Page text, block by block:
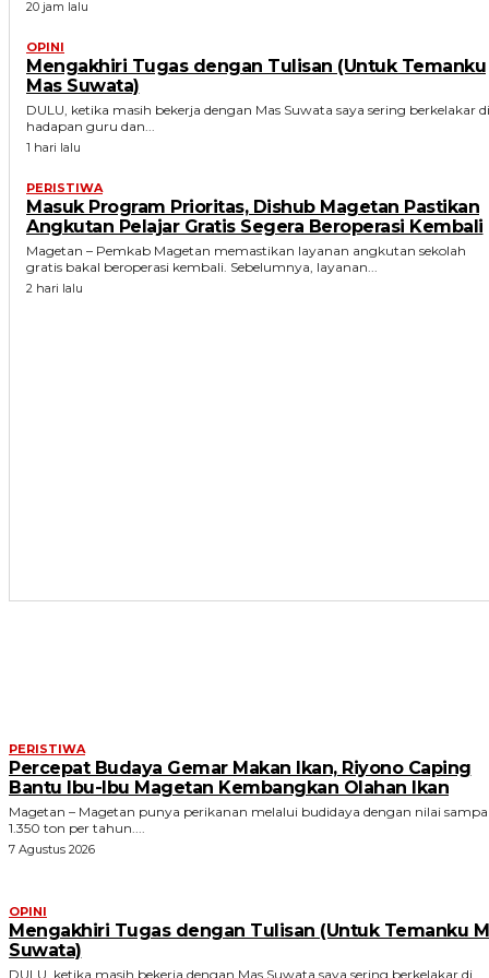
20 jam lalu
OPINI
Mengakhiri Tugas dengan Tulisan (Untuk Temanku
Mas Suwata)
DULU, ketika masih bekerja dengan Mas Suwata saya sering berkelakar di
hadapan guru dan...
1 hari lalu
PERISTIWA
Masuk Program Prioritas, Dishub Magetan Pastikan
Angkutan Pelajar Gratis Segera Beroperasi Kembali
Magetan – Pemkab Magetan memastikan layanan angkutan sekolah
gratis bakal beroperasi kembali. Sebelumnya, layanan...
2 hari lalu
PERISTIWA
Percepat Budaya Gemar Makan Ikan, Riyono Caping
Bantu Ibu-Ibu Magetan Kembangkan Olahan Ikan
Magetan – Magetan punya perikanan melalui budidaya dengan nilai
1.350 ton per tahun....
7 Agustus 2026
OPINI
Mengakhiri Tugas dengan Tulisan (Untuk Temanku
Suwata)
DULU, ketika masih bekerja dengan Mas Suwata saya sering berkelakar di